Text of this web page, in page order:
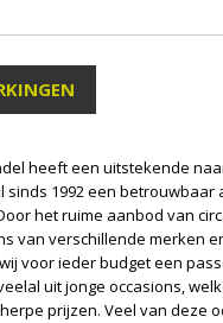
heeft een uitstekende
sinds 1992 een betrouwbaar
het ruime aanbod van
van verschillende merken
voor ieder budget een
uit jonge occasions,
prijzen. Veel van deze